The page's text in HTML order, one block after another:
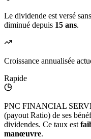
Le dividende est versé
diminué depuis 15 ans.
Croissance annualisée
Rapide
PNC FINANCIAL
(payout Ratio) de ses
dividendes. Ce taux est
manœuvre.